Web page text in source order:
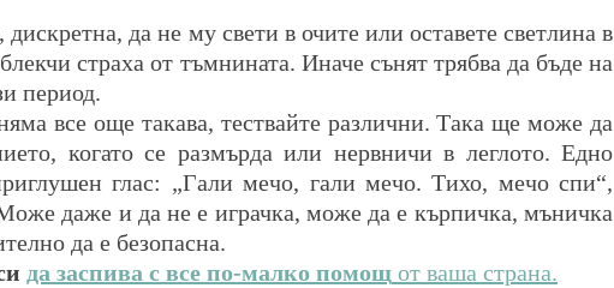
да не му свети в очите или оставете светлина в
страха от тъмнината. Иначе сънят трябва да бъде на
период.
все още такава, тествайте различни. Така ще може да
когато се размърда или нервничи в леглото. Едно
глас: „Гали мечо, гали мечо. Тихо, мечо спи“,
даже и да не е играчка, може да е кърпичка, мъничка
да е безопасна.
да заспива с все по-малко помощ от ваша страна.